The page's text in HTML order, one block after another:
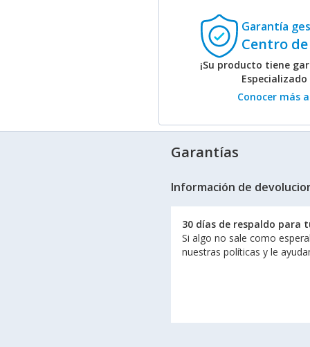
Garantía
Centro
¡Su producto tiene
Especializado
Conocer más
Garantías
Información de
30 días de respaldo para
Si algo no sale como
nuestras políticas y le